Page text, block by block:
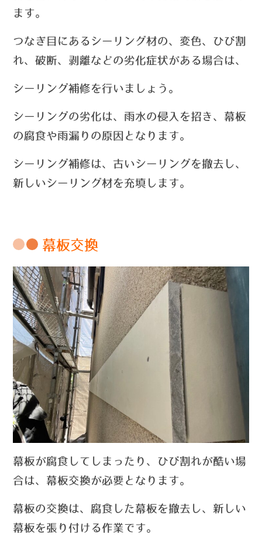
ます。
つなぎ目にあるシーリング材の、変色、ひび割
れ、破断、剥離などの劣化症状がある場合は、
シーリング補修を行いましょう。
シーリングの劣化は、雨水の侵入を招き、幕板
の腐食や雨漏りの原因となります。
シーリング補修は、古いシーリングを撤去し、
新しいシーリング材を充填します。
幕板交換
幕板が腐食してしまったり、ひび割れが酷い場
合は、幕板交換が必要となります。
幕板の交換は、腐食した幕板を撤去し、新しい
幕板を張り付ける作業です。